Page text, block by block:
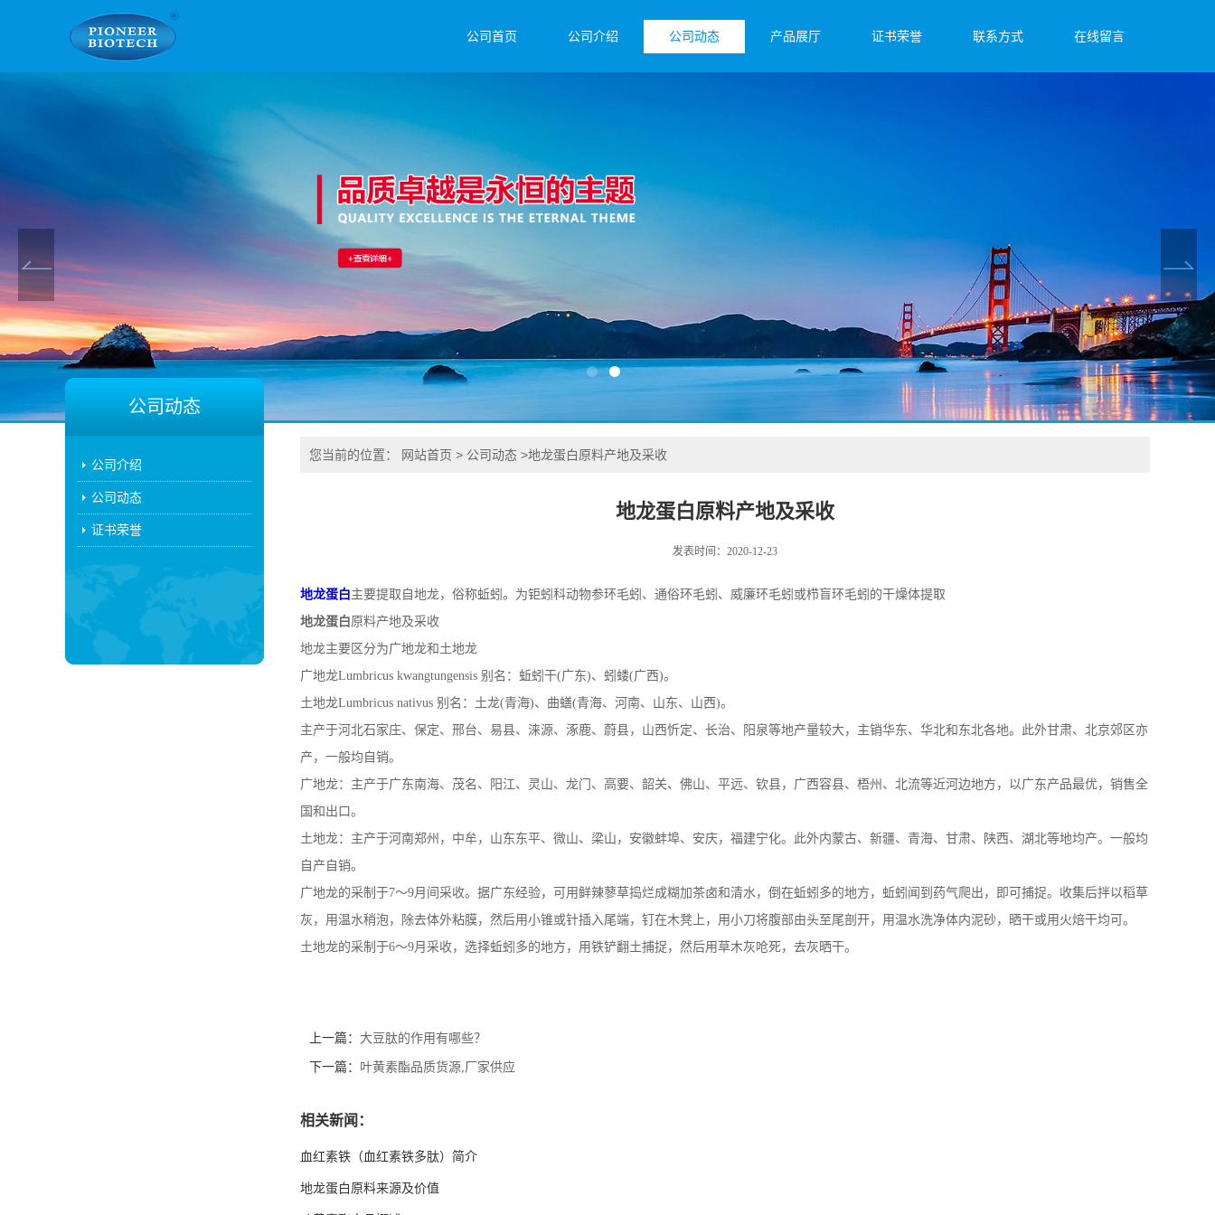
公司首页 公司介绍 公司动态 产品展厅 证书荣誉 联系方式 在线留言
公司动态
公司介绍
公司动态
证书荣誉
您当前的位置： 网站首页 > 公司动态 >地龙蛋白原料产地及采收
地龙蛋白原料产地及采收
发表时间：2020-12-23
地龙蛋白主要提取自地龙，俗称蚯蚓。为钜蚓科动物参环毛蚓、通俗环毛蚓、威廉环毛蚓或栉盲环毛蚓的干燥体提取
地龙蛋白原料产地及采收
地龙主要区分为广地龙和土地龙
广地龙Lumbricus kwangtungensis 别名：蚯蚓干(广东)、蚓蝼(广西)。
土地龙Lumbricus nativus 别名：土龙(青海)、曲蟮(青海、河南、山东、山西)。
主产于河北石家庄、保定、邢台、易县、涞源、涿鹿、蔚县，山西忻定、长治、阳泉等地产量较大，主销华东、华北和东北各地。此外甘肃、北京郊区亦
产，一般均自销。
广地龙：主产于广东南海、茂名、阳江、灵山、龙门、高要、韶关、佛山、平远、钦县，广西容县、梧州、北流等近河边地方，以广东产品最优，销售全
国和出口。
土地龙：主产于河南郑州，中牟，山东东平、微山、梁山，安徽蚌埠、安庆，福建宁化。此外内蒙古、新疆、青海、甘肃、陕西、湖北等地均产。一般均
自产自销。
广地龙的采制于7～9月间采收。据广东经验，可用鲜辣蓼草捣烂成糊加茶卤和清水，倒在蚯蚓多的地方，蚯蚓闻到药气爬出，即可捕捉。收集后拌以稻草
灰，用温水稍泡，除去体外粘膜，然后用小锥或针插入尾端，钉在木凳上，用小刀将腹部由头至尾剖开，用温水洗净体内泥砂，晒干或用火焙干均可。
土地龙的采制于6～9月采收，选择蚯蚓多的地方，用铁铲翻土捕捉，然后用草木灰呛死，去灰晒干。
上一篇： 大豆肽的作用有哪些？
下一篇： 叶黄素酯品质货源,厂家供应
相关新闻：
血红素铁（血红素铁多肽）简介
地龙蛋白原料来源及价值